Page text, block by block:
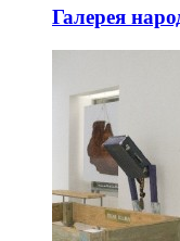
Галерея